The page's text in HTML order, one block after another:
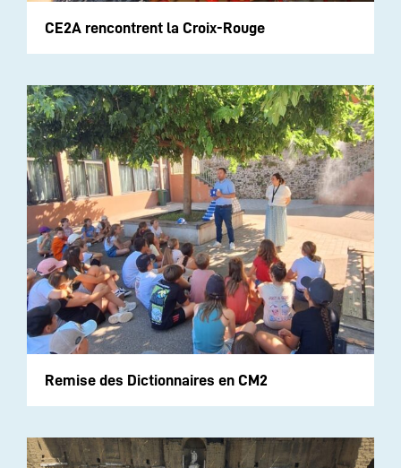
CE2A rencontrent la Croix-Rouge
Remise des Dictionnaires en CM2